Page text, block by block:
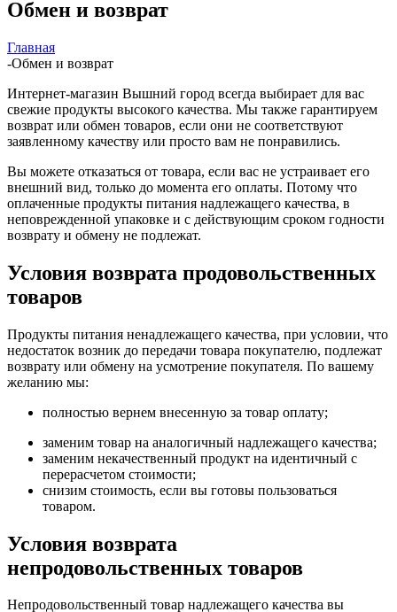
Обмен и возврат
Главная
-Обмен и возврат
Интернет-магазин Вышний город всегда выбирает для вас
свежие продукты высокого качества. Мы также гарантируем
возврат или обмен товаров, если они не соответствуют
заявленному качеству или просто вам не понравились.
Вы можете отказаться от товара, если вас не устраивает его
внешний вид, только до момента его оплаты. Потому что
оплаченные продукты питания надлежащего качества, в
неповрежденной упаковке и с действующим сроком годности
возврату и обмену не подлежат.
Условия возврата продовольственных
товаров
Продукты питания ненадлежащего качества, при условии, что
недостаток возник до передачи товара покупателю, подлежат
возврату или обмену на усмотрение покупателя. По вашему
желанию мы:
полностью вернем внесенную за товар оплату;
заменим товар на аналогичный надлежащего качества;
заменим некачественный продукт на идентичный с
перерасчетом стоимости;
снизим стоимость, если вы готовы пользоваться
товаром.
Условия возврата
непродовольственных товаров
Непродовольственный товар надлежащего качества вы